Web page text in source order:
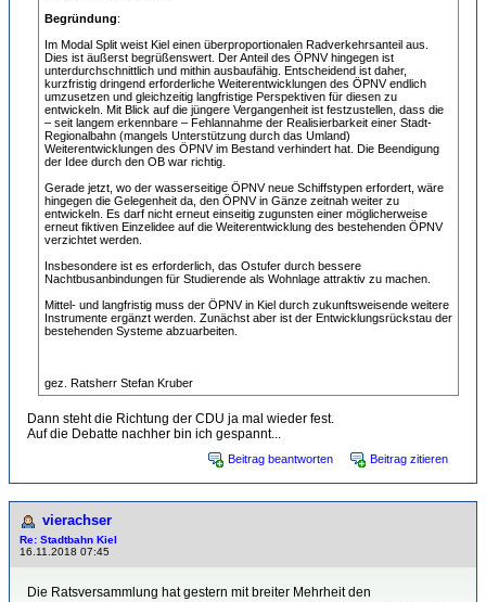
Begründung:
Im Modal Split weist Kiel einen überproportionalen Radverkehrsanteil aus.
Dies ist äußerst begrüßenswert. Der Anteil des ÖPNV hingegen ist
unterdurchschnittlich und mithin ausbaufähig. Entscheidend ist daher,
kurzfristig dringend erforderliche Weiterentwicklungen des ÖPNV endlich
umzusetzen und gleichzeitig langfristige Perspektiven für diesen zu
entwickeln. Mit Blick auf die jüngere Vergangenheit ist festzustellen, dass die
– seit langem erkennbare – Fehlannahme der Realisierbarkeit einer Stadt-
Regionalbahn (mangels Unterstützung durch das Umland)
Weiterentwicklungen des ÖPNV im Bestand verhindert hat. Die Beendigung
der Idee durch den OB war richtig.
Gerade jetzt, wo der wasserseitige ÖPNV neue Schiffstypen erfordert, wäre
hingegen die Gelegenheit da, den ÖPNV in Gänze zeitnah weiter zu
entwickeln. Es darf nicht erneut einseitig zugunsten einer möglicherweise
erneut fiktiven Einzelidee auf die Weiterentwicklung des bestehenden ÖPNV
verzichtet werden.
Insbesondere ist es erforderlich, das Ostufer durch bessere
Nachtbusanbindungen für Studierende als Wohnlage attraktiv zu machen.
Mittel- und langfristig muss der ÖPNV in Kiel durch zukunftsweisende weitere
Instrumente ergänzt werden. Zunächst aber ist der Entwicklungsrückstau der
bestehenden Systeme abzuarbeiten.
gez. Ratsherr Stefan Kruber
Dann steht die Richtung der CDU ja mal wieder fest.
Auf die Debatte nachher bin ich gespannt...
Beitrag beantworten Beitrag zitieren
vierachser
Re: Stadtbahn Kiel
16.11.2018 07:45
Die Ratsversammlung hat gestern mit breiter Mehrheit den